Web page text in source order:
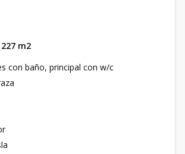
m2
con baño, principal con w/c